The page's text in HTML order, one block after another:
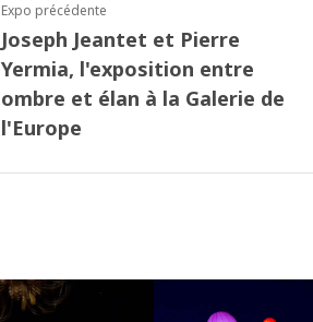
Expo précédente
Joseph Jeantet et Pierre
Yermia, l'exposition entre
ombre et élan à la Galerie de
l'Europe